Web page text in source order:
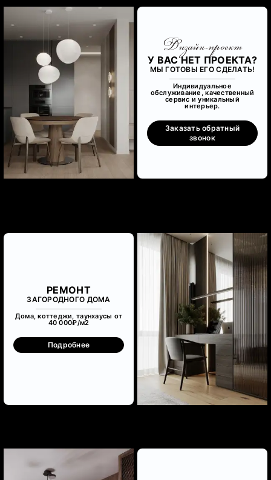
Дизайн-проект
У ВАС НЕТ ПРОЕКТА?
МЫ ГОТОВЫ ЕГО СДЕЛАТЬ!
Индивидуальное
обслуживание, качественный
сервис и уникальный
интерьер.
Заказать обратный
звонок
РЕМОНТ
ЗАГОРОДНОГО ДОМА
Дома, коттеджи, таунхаусы от
40 000₽/м2
Подробнее